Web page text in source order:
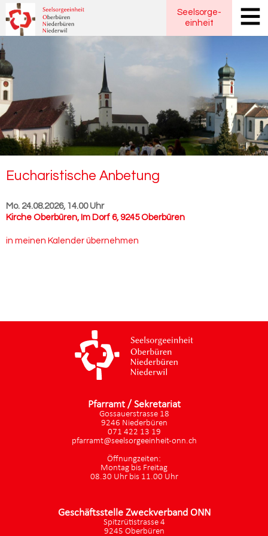
Seelsorge-
einheit
Eu­cha­ris­ti­sche An­be­tung
Mo. 24.08.2026, 14.00 Uhr
Kirche Oberbüren, Im Dorf 6, 9245 Oberbüren
in meinen Kalender übernehmen
Pfarramt / Sekretariat
Gossauerstrasse 18
9246 Niederbüren
071 422 13 19
pfarramt@seelsorgeeinheit-onn.ch
Öffnungzeiten:
Montag bis Freitag
08.30 Uhr bis 11.00 Uhr
Geschäftsstelle Zweckverband ONN
Spitzrütistrasse 4
9245 Oberbüren